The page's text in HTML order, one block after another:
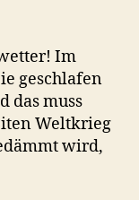
Im
geschlafen
das muss
Weltkrieg
wird,